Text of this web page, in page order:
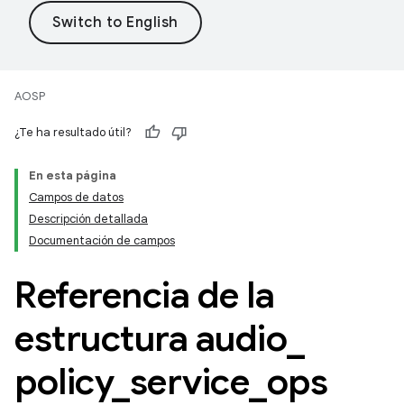
AOSP
¿Te ha resultado útil?
En esta página
Campos de datos
Descripción detallada
Documentación de campos
Referencia de la
estructura audio
policy_ service ops